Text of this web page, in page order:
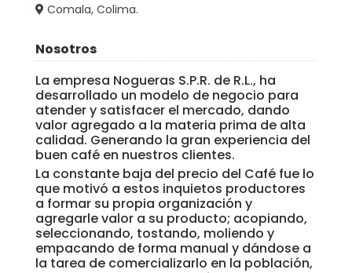
Comala, Colima.
Nosotros
La empresa Nogueras S.P.R. de R.L., ha
desarrollado un modelo de negocio para
atender y satisfacer el mercado, dando
valor agregado a la materia prima de alta
calidad. Generando la gran experiencia del
buen café en nuestros clientes.
La constante baja del precio del Café fue lo
que motivó a estos inquietos productores
a formar su propia organización y
agregarle valor a su producto; acopiando,
seleccionando, tostando, moliendo y
empacando de forma manual y dándose a
la tarea de comercializarlo en la población,